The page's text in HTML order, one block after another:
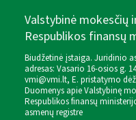
Valstybinė mokesčių
Respublikos finansų
Biudžetinė įstaiga. Juridinio
adresas: Vasario 16-osios g.
vmi@vmi.lt, E. pristatymo
Duomenys apie Valstybinę
Respublikos finansų
asmenų registre